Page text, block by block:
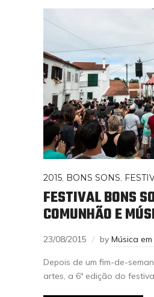
2015, BONS SONS,
FESTIVAL BONS
COMUNHÃO E
23/08/2015 by Música em
Depois de um fim-de-
artes, a 6ª edição do